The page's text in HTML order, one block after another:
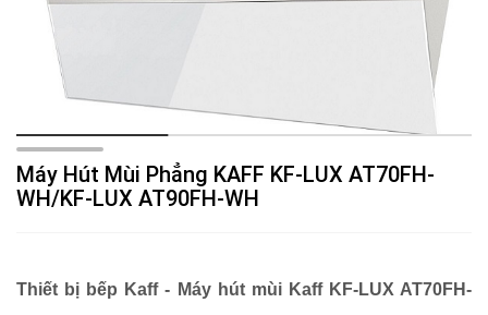
Máy Hút Mùi Phẳng KAFF KF-LUX AT70FH-
WH/KF-LUX AT90FH-WH
Thiết bị bếp Kaff - Máy hút mùi Kaff KF-LUX AT70FH-